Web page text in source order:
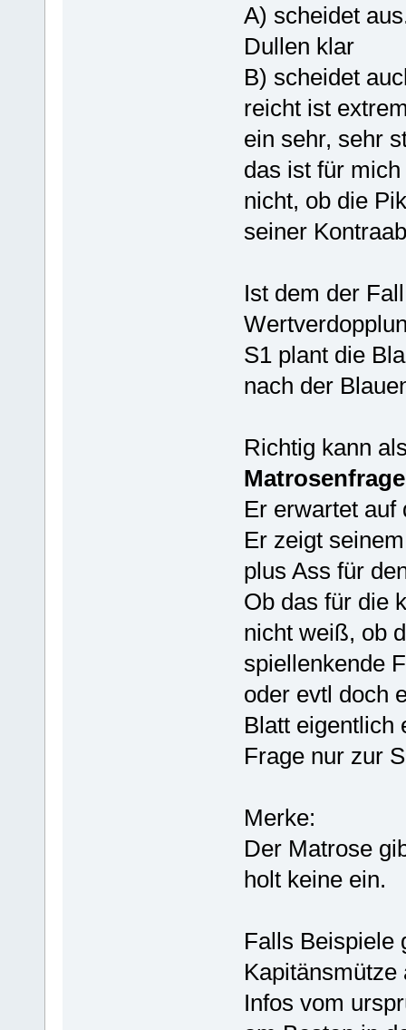
A) scheidet
Dullen klar
B) scheidet
reicht ist
ein sehr, sehr
das ist für
nicht, ob die
seiner
Ist dem der
S1 plant die
nach der
Richtig kann
Matrosenfrage
Er erwartet auf
Er zeigt
plus Ass für
Ob das für die
nicht weiß, ob
spiellenkende
oder evtl doch
Blatt eigentlich
Frage nur zur
Merke:
Der Matrose
holt keine ein.
Falls Beispiele
Infos vom